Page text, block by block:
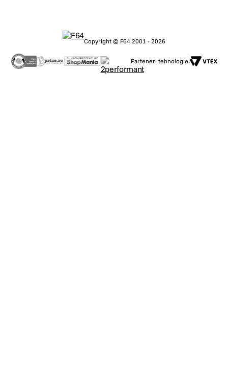
Copyright © F64 2001 - 2026
Parteneri tehnologie: